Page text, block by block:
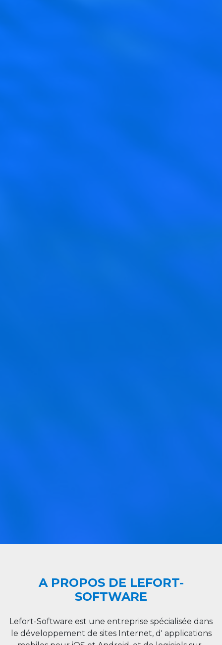
A PROPOS DE LEFORT-
SOFTWARE
Lefort-Software est une entreprise spécialisée dans
le développement de sites Internet, d' applications